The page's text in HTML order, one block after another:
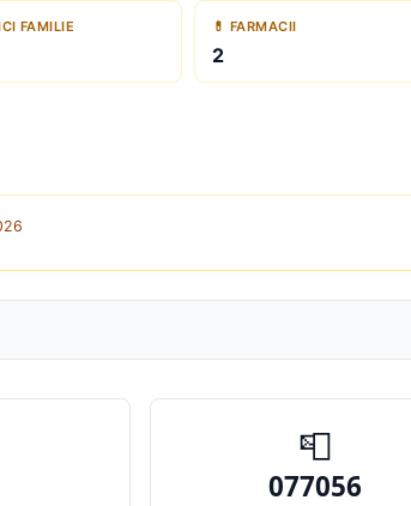
FAMILIE 💊 FARMACII
2
📮
077056